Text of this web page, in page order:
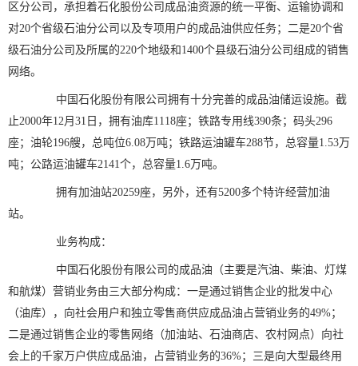
区分公司，承担着石化股份公司成品油资源的统一平衡、运输协调和
对20个省级石油分公司以及专项用户的成品油供应任务；二是20个省
级石油分公司及所属的220个地级和1400个县级石油分公司组成的销售
网络。
中国石化股份有限公司拥有十分完善的成品油储运设施。截
止2000年12月31日，拥有油库1118座；铁路专用线390条；码头296
座；油轮196艘，总吨位6.08万吨；铁路运油罐车288节，总容量1.53万
吨；公路运油罐车2141个，总容量1.6万吨。
拥有加油站20259座，另外，还有5200多个特许经营加油
站。
业务构成：
中国石化股份有限公司的成品油（主要是汽油、柴油、灯煤
和航煤）营销业务由三大部分构成：一是通过销售企业的批发中心
（油库），向社会用户和独立零售商供应成品油占营销业务的49%；
二是通过销售企业的零售网络（加油站、石油商店、农村网点）向社
会上的千家万户供应成品油，占营销业务的36%；三是向大型最终用